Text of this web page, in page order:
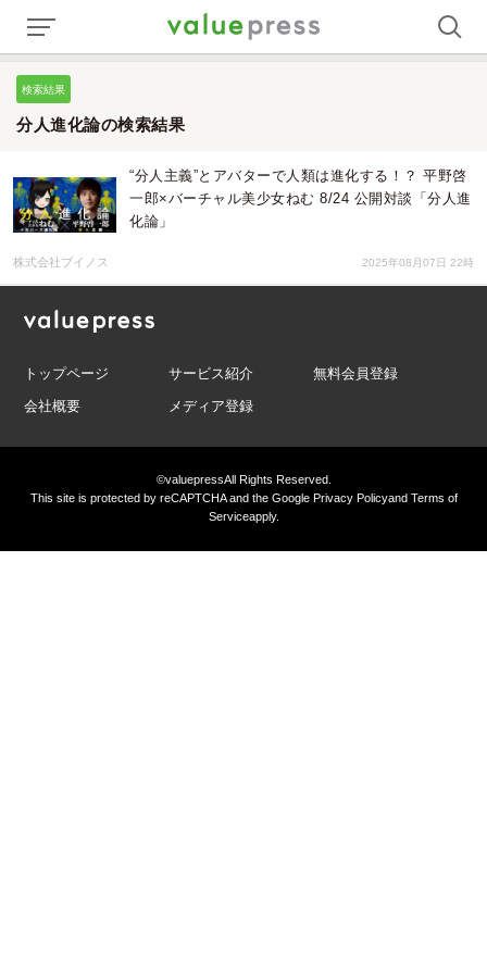
検索結果
分人進化論の検索結果
“分人主義”とアバターで人類は進化する！？ 平野啓
一郎×バーチャル美少女ねむ 8/24 公開対談「分人進
化論」
株式会社ブイノス 2025年08月07日 22時
トップページ サービス紹介
無料会員登録
会社概要
メディア登録
©valuepressAll Rights Reserved.
This site is protected by reCAPTCHA and the GooglePrivacy Policyand Terms of
Serviceapply.